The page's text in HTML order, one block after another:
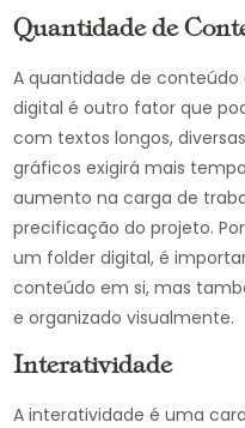
Quantidade de
A quantidade de
digital é outro fator que
com textos longos,
gráficos exigirá mais
aumento na carga de
precificação do projeto.
um folder digital, é
conteúdo em si, mas
e organizado visualmente.
Interatividade
A interatividade é uma